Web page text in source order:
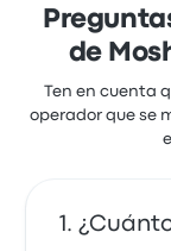
de
Ten en cuenta
operador que se